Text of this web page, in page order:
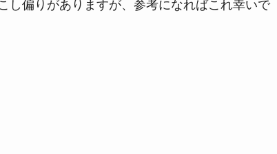
し偏りがありますが、参考になればこれ幸いで